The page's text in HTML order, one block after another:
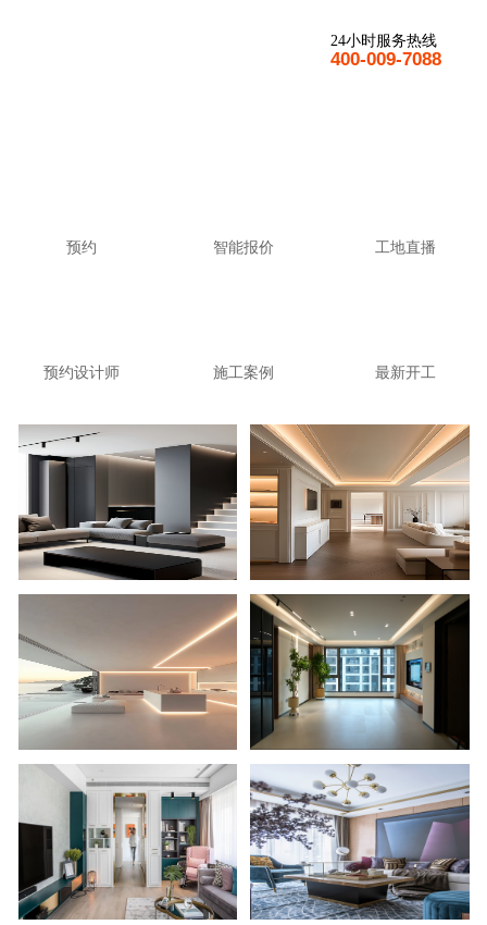
24小时服务热线
400-009-7088
预约 智能报价 工地直播
预约设计师 施工案例 最新开工